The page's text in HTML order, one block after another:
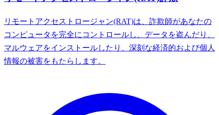
リモートアクセストロージャン(RAT)は、詐欺師があなたの
コンピュータを完全にコントロールし、データを盗んだり、
マルウェアをインストールしたり、深刻な経済的および個人
情報の被害をもたらします。